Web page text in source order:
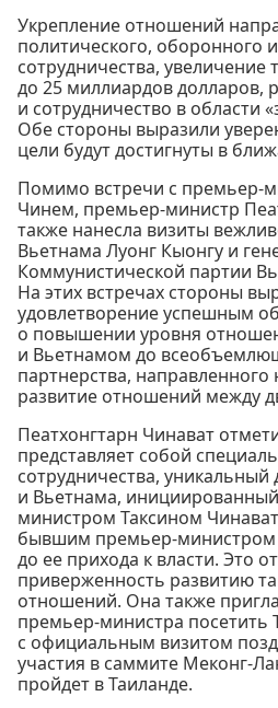
Укрепление отношений
политического, оборонного
сотрудничества, увеличение
до 25 миллиардов долларов,
и сотрудничество в области
Обе стороны выразили
цели будут достигнуты в
Помимо встречи с
Чинем, премьер-министр
также нанесла визиты
Вьетнама Луонг Кыонгу и
Коммунистической партии
На этих встречах стороны
удовлетворение успешным
о повышении уровня
и Вьетнамом до
партнерства,
развитие отношений между
Пеатхонгтарн Чинават
представляет собой
сотрудничества, уникальный
и Вьетнама,
министром Таксином
бывшим премьер-министром
до ее прихода к власти. Это
приверженность развитию
отношений. Она также
премьер-министра посетить
с официальным визитом
участия в саммите Меконг-
пройдет в Таиланде.